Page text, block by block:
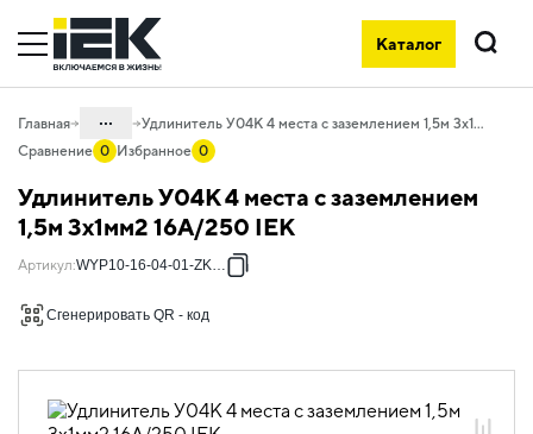
Каталог
Поиск
Главная ...
06. Изделия электроустановочные,
удлинители и силовые разъемы
06.02 Удлинители бытовые и сетевые
06.02.01.01 Удлинители бытовые
Удлинитель У04К 4 места с заземлением 1,5м 3х1мм2 16А/250 IEK
Сравнение 0 Избранное 0
Удлинитель У04К 4 места с заземлением
1,5м 3х1мм2 16А/250 IEK
Артикул:WYP10-16-04-01-ZK-17
Сгенерировать QR - код